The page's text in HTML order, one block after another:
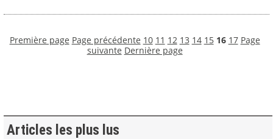
Première page Page précédente 10 11 12 13 14 15 16 17 Page
suivante Dernière page
Articles les plus lus